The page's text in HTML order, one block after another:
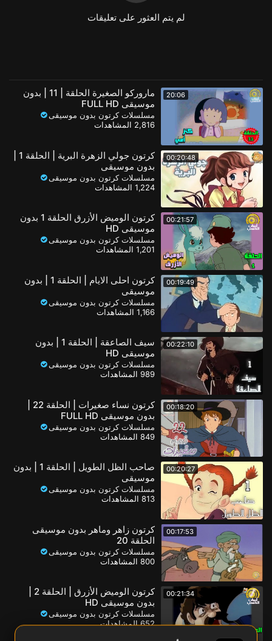
لم يتم العثور على تعليقات
20:06
ماروركو الصغيرة الحلقة | 11 | بدون
موسيقى FULL HD
مسلسلات كرتون بدون موسيقى
2,816 المشاهدات
00:20:48
بدون موسيقى
مسلسلات كرتون بدون موسيقى
1,224 المشاهدات
00:21:57
كرتون الوميض الأزرق الحلقة 1 بدون
موسيقى HD
مسلسلات كرتون بدون موسيقى
1,201 المشاهدات
00:19:49
كرتون احلى الايام | الحلقة 1 | بدون
موسيقى
مسلسلات كرتون بدون موسيقى
1,166 المشاهدات
00:22:10
سيف الصاعقة | الحلقة 1 | بدون
موسيقى HD
مسلسلات كرتون بدون موسيقى
989 المشاهدات
00:18:20
بدون موسيقى FULL HD
مسلسلات كرتون بدون موسيقى
849 المشاهدات
00:20:27
صاحب الظل الطويل | الحلقة 1 | بدون
موسيقى
مسلسلات كرتون بدون موسيقى
813 المشاهدات
00:17:53
كرتون زاهر وماهر بدون موسيقى
الحلقة 20
مسلسلات كرتون بدون موسيقى
800 المشاهدات
00:21:34
بدون موسيقى HD
مسلسلات كرتون بدون موسيقى
652 المشاهدات